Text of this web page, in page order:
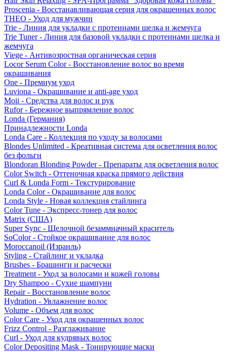
Proscenia - Восстанавливающая серия для окрашенных волос
THEO - Уход для мужчин
Trie - Линия для укладки с протеинами шелка и жемчуга
Trie Tuner - Линия для базовой укладки с протеинами шелка и
жемчуга
Viege - Антивозростная органическая серия
Locor Serum Color - Восстановление волос во время
окрашивания
One - Премиум уход
Luviona - Окрашивание и anti-age уход
Moii - Средства для волос и рук
Rufor - Бережное выпрямление волос
Londa (Германия)
Принадлежности Londa
Londa Care - Коллекция по уходу за волосами
Blondes Unlimited - Креативная система для осветления волос
без фольги
Blondoran Blonding Powder - Препараты для осветления волос
Color Switch - Оттеночная краска прямого действия
Curl & Londa Form - Текстурирование
Londa Color - Окрашивание для волос
Londa Style - Новая коллекция стайлинга
Color Tune - Экспресс-тонер для волос
Matrix (США)
Super Sync - Щелочной безаммиачный краситель
SoColor - Стойкое окрашивание для волос
Moroccanoil (Израиль)
Styling - Стайлинг и укладка
Brushes - Брашинги и расчески
Treatment - Уход за волосами и кожей головы
Dry Shampoo - Сухие шампуни
Repair - Восстановление волос
Hydration - Увлажнение волос
Volume - Объем для волос
Color Care - Уход для окрашенных волос
Frizz Control - Разглаживание
Curl - Уход для кудрявых волос
Color Depositing Mask - Тонирующие маски